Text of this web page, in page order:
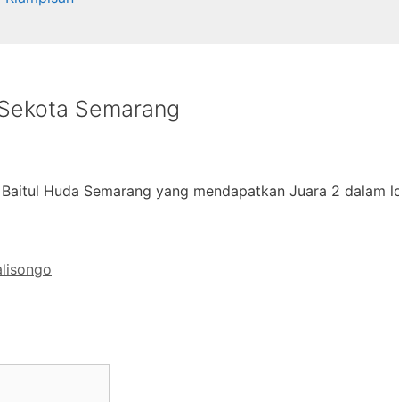
Semarang
Huda Semarang yang mendapatkan Juara 2 dalam